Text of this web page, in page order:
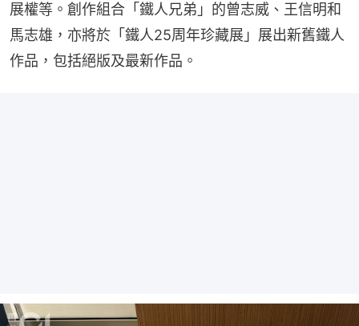
展權等。創作組合「鐵人兄弟」的曾志威、王信明和
馬志雄，亦將於「鐵人25周年珍藏展」展出新舊鐵人
作品，包括絕版及最新作品。